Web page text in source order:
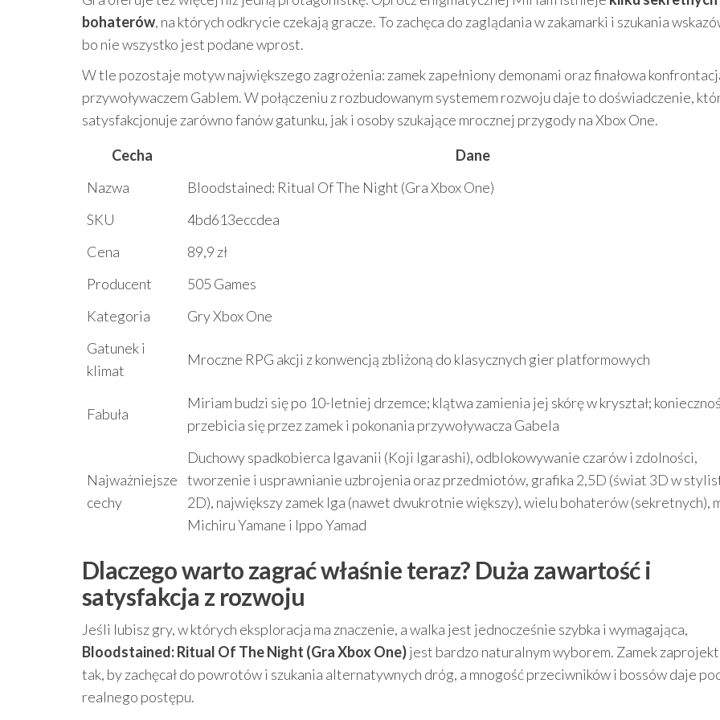
bohaterów, na których odkrycie czekają gracze. To zachęca do zaglądania w zakamarki i szukania
bo nie wszystko jest podane wprost.
W tle pozostaje motyw największego zagrożenia: zamek zapełniony demonami oraz finałowa
przywoływaczem Gablem. W połączeniu z rozbudowanym systemem rozwoju daje to doświadczenie,
satysfakcjonuje zarówno fanów gatunku, jak i osoby szukające mrocznej przygody na Xbox One.
Cecha
Dane
Nazwa
Bloodstained: Ritual Of The Night (Gra Xbox One)
SKU
4bd613eccdea
Cena
89,9 zł
Producent
505 Games
Kategoria
Gry Xbox One
Gatunek i
klimat
Mroczne RPG akcji z konwencją zbliżoną do klasycznych gier platformowych
Fabuła
Miriam budzi się po 10-letniej drzemce; klątwa zamienia jej skórę w kryształ;
przebicia się przez zamek i pokonania przywoływacza Gabela
Najważniejsze
cechy
Duchowy spadkobierca Igavanii (Koji Igarashi), odblokowywanie czarów i zdolności,
tworzenie i usprawnianie uzbrojenia oraz przedmiotów, grafika 2,5D (świat 3D w
2D), największy zamek Iga (nawet dwukrotnie większy), wielu bohaterów (sekretnych),
Michiru Yamane i Ippo Yamad
Dlaczego warto zagrać właśnie teraz? Duża zawartość i
satysfakcja z rozwoju
Jeśli lubisz gry, w których eksploracja ma znaczenie, a walka jest jednocześnie szybka i wymagająca,
Bloodstained: Ritual Of The Night (Gra Xbox One)jest bardzo naturalnym wyborem. Zamek
tak, by zachęcał do powrotów i szukania alternatywnych dróg, a mnogość przeciwników i bossów daje
realnego postępu.